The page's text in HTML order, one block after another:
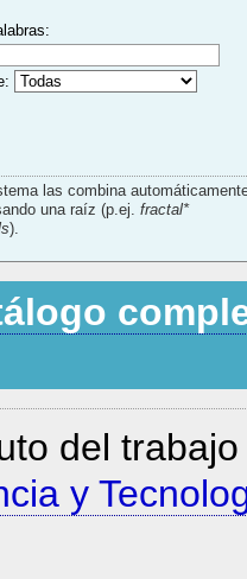
las combina
con un AND. Use * para buscar usando una raíz (p.ej.fractal*
).
del
y